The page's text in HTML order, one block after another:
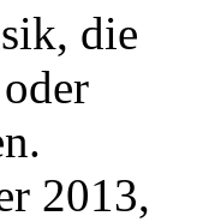
die
2013,